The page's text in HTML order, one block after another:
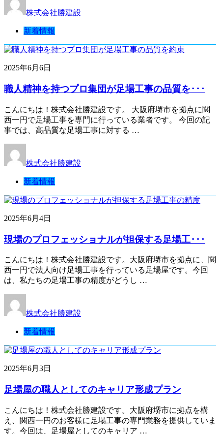
株式会社勝建設
新着情報
2025年6月6日
職人精神を持つプロ集団が足場工事の品質を･･･
こんにちは！株式会社勝建設です。 大阪府堺市を拠点に関
西一円で足場工事を専門に行っている業者です。 今回の記
事では、高品質な足場工事に対する …
株式会社勝建設
新着情報
2025年6月4日
現場のプロフェッショナルが担保する足場工･･･
こんにちは！株式会社勝建設です。大阪府堺市を拠点に、関
西一円で法人向け足場工事を行っている足場屋です。今回
は、私たちの足場工事の精度がどうし …
株式会社勝建設
新着情報
2025年6月3日
足場屋の職人としてのキャリア形成プラン
こんにちは！株式会社勝建設です。大阪府堺市に拠点を構
え、関西一円のお客様に足場工事の専門業務を提供していま
す。今回は、足場屋としてのキャリア …